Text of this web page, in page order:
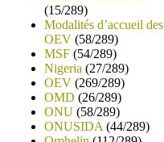
(15/289)
Modalités d’accueil des
OEV (58/289)
MSF (54/289)
Nigeria (27/289)
OEV (269/289)
OMD (26/289)
ONU (58/289)
ONUSIDA (44/289)